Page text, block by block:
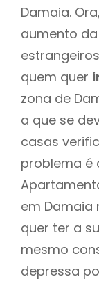
Damaia.
aumento
quem quer
zona de
a que se
casas
problema é
em Damaia
quer ter a
mesmo
depressa